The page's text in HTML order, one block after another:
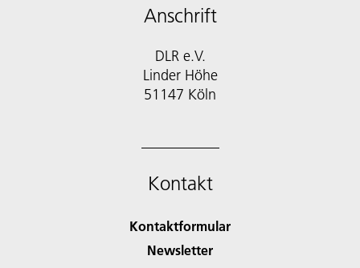
Anschrift
DLR e.V.
Linder Höhe
51147 Köln
Kontakt
Kontaktformular
Newsletter